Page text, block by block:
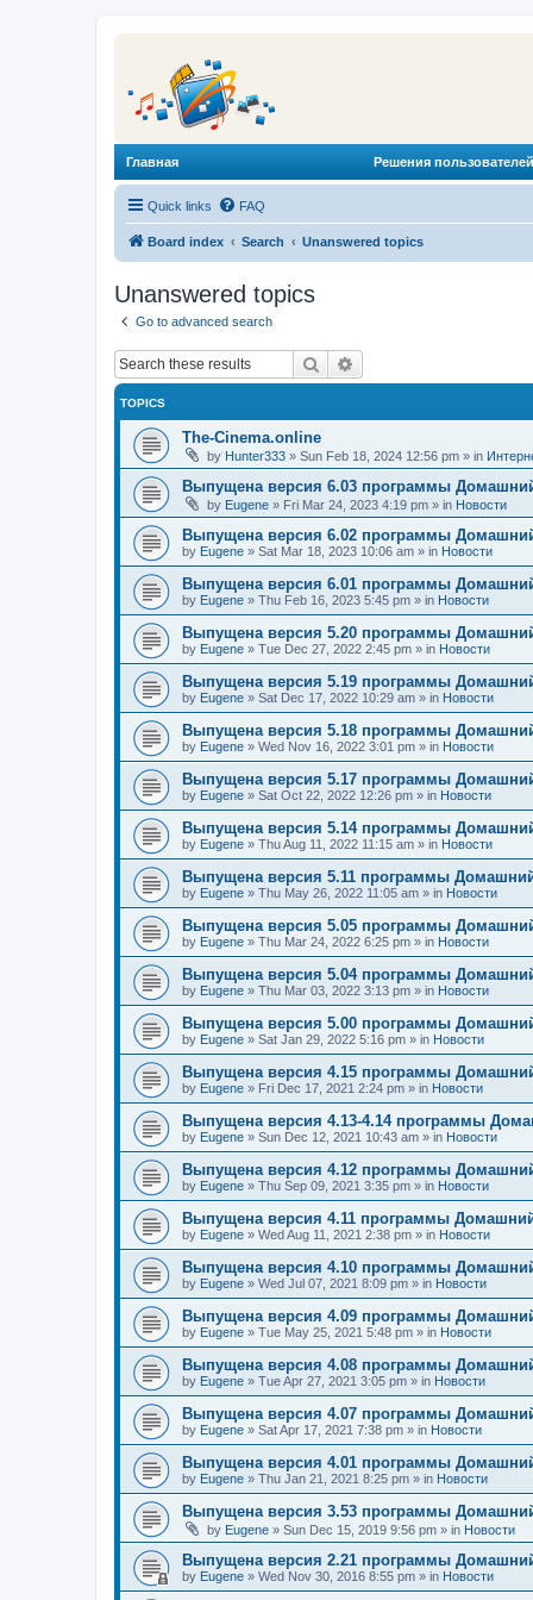
Главная Решения
Quick links FAQ
Board index Search Unanswered topics
Unanswered topics
Go to advanced search
Search
TOPICS
The-Cinema.online
by Hunter333 » Sun Feb 18, 2024 12:56 pm » in
Выпущена версия 6.03 программы
by Eugene » Fri Mar 24, 2023 4:19 pm » in Новости
Выпущена версия 6.02 программы
by Eugene » Sat Mar 18, 2023 10:06 am » in Новости
Выпущена версия 6.01 программы
by Eugene » Thu Feb 16, 2023 5:45 pm » in Новости
Выпущена версия 5.20 программы
by Eugene » Tue Dec 27, 2022 2:45 pm » in Новости
Выпущена версия 5.19 программы
by Eugene » Sat Dec 17, 2022 10:29 am » in Новости
Выпущена версия 5.18 программы
by Eugene » Wed Nov 16, 2022 3:01 pm » in Новости
Выпущена версия 5.17 программы
by Eugene » Sat Oct 22, 2022 12:26 pm » in Новости
Выпущена версия 5.14 программы
by Eugene » Thu Aug 11, 2022 11:15 am » in Новости
Выпущена версия 5.11 программы
by Eugene » Thu May 26, 2022 11:05 am » in Новости
Выпущена версия 5.05 программы
by Eugene » Thu Mar 24, 2022 6:25 pm » in Новости
Выпущена версия 5.04 программы
by Eugene » Thu Mar 03, 2022 3:13 pm » in Новости
Выпущена версия 5.00 программы
by Eugene » Sat Jan 29, 2022 5:16 pm » in Новости
Выпущена версия 4.15 программы
by Eugene » Fri Dec 17, 2021 2:24 pm » in Новости
Выпущена версия 4.13-4.14 программы
by Eugene » Sun Dec 12, 2021 10:43 am » in Новости
Выпущена версия 4.12 программы
by Eugene » Thu Sep 09, 2021 3:35 pm » in Новости
Выпущена версия 4.11 программы
by Eugene » Wed Aug 11, 2021 2:38 pm » in Новости
Выпущена версия 4.10 программы
by Eugene » Wed Jul 07, 2021 8:09 pm » in Новости
Выпущена версия 4.09 программы
by Eugene » Tue May 25, 2021 5:48 pm » in Новости
Выпущена версия 4.08 программы
by Eugene » Tue Apr 27, 2021 3:05 pm » in Новости
Выпущена версия 4.07 программы
by Eugene » Sat Apr 17, 2021 7:38 pm » in Новости
Выпущена версия 4.01 программы
by Eugene » Thu Jan 21, 2021 8:25 pm » in Новости
Выпущена версия 3.53 программы
by Eugene » Sun Dec 15, 2019 9:56 pm » in Новости
Выпущена версия 2.21 программы
by Eugene » Wed Nov 30, 2016 8:55 pm » in Новости